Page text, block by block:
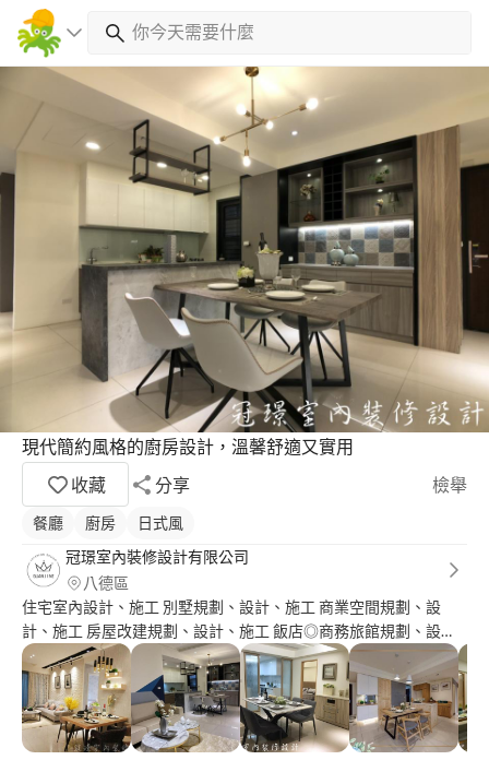
現代簡約風格的廚房設計，溫馨舒適又實用
收藏
分享 檢舉
餐廳 廚房
日式風
冠璟室內裝修設計有限公司
八德區
住宅室內設計、施工 別墅規劃、設計、施工 商業空間規劃、設
計、施工 房屋改建規劃、設計、施工 飯店◎商務旅館規劃、設
計、施工 接待中心◎樣品屋規劃、設計、施工 竭誠期盼，為您服
務。